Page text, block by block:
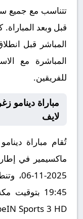
تتناسب مع جميع
قبل وبعد
المباشر قبل
المباشرة مع
للفريقين.
مباراة دينامو
لايف
تُقام مباراة
ماكسيمير في
2025-
19:45